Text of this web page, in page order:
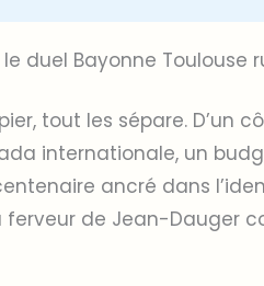
le duel Bayonne
tout les sépare. D’un
internationale, un
ancré dans
ferveur de Jean-Dauger